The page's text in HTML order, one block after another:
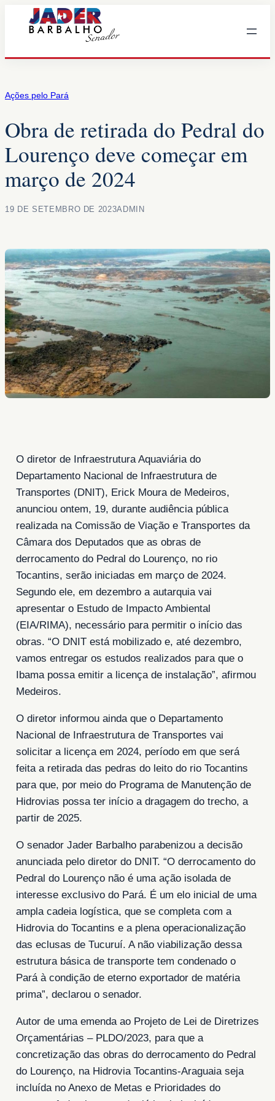
Ações pelo Pará
Obra de retirada do Pedral do
Lourenço deve começar em
março de 2024
19 DE SETEMBRO DE 2023ADMIN
O diretor de Infraestrutura Aquaviária do
Departamento Nacional de Infraestrutura de
Transportes (DNIT), Erick Moura de Medeiros,
anunciou ontem, 19, durante audiência pública
realizada na Comissão de Viação e Transportes da
Câmara dos Deputados que as obras de
derrocamento do Pedral do Lourenço, no rio
Tocantins, serão iniciadas em março de 2024.
Segundo ele, em dezembro a autarquia vai
apresentar o Estudo de Impacto Ambiental
(EIA/RIMA), necessário para permitir o início das
obras. “O DNIT está mobilizado e, até dezembro,
vamos entregar os estudos realizados para que o
Ibama possa emitir a licença de instalação”, afirmou
Medeiros.
O diretor informou ainda que o Departamento
Nacional de Infraestrutura de Transportes vai
solicitar a licença em 2024, período em que será
feita a retirada das pedras do leito do rio Tocantins
para que, por meio do Programa de Manutenção de
Hidrovias possa ter início a dragagem do trecho, a
partir de 2025.
O senador Jader Barbalho parabenizou a decisão
anunciada pelo diretor do DNIT. “O derrocamento do
Pedral do Lourenço não é uma ação isolada de
interesse exclusivo do Pará. É um elo inicial de uma
ampla cadeia logística, que se completa com a
Hidrovia do Tocantins e a plena operacionalização
das eclusas de Tucuruí. A não viabilização dessa
estrutura básica de transporte tem condenado o
Pará à condição de eterno exportador de matéria
prima”, declarou o senador.
Autor de uma emenda ao Projeto de Lei de Diretrizes
Orçamentárias – PLDO/2023, para que a
concretização das obras do derrocamento do Pedral
do Lourenço, na Hidrovia Tocantins-Araguaia seja
incluída no Anexo de Metas e Prioridades do